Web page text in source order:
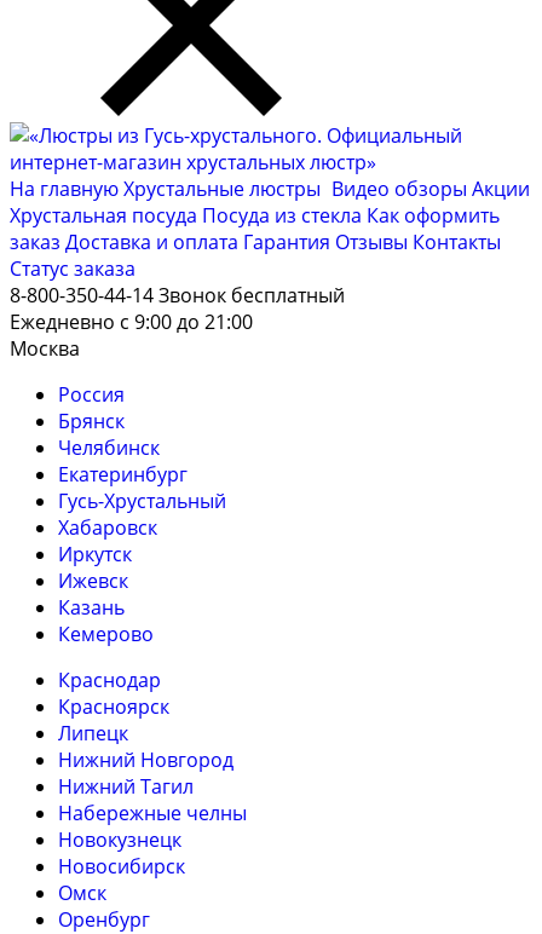
На главнуюХрустальные люстры Видео обзоры Акции
Хрустальная посуда Посуда из стекла Как оформить
заказ Доставка и оплата Гарантия Отзывы Контакты
Cтатус заказа
8-800-350-44-14Звонок бесплатный
Ежедневно с 9:00 до 21:00
Москва
Россия
Брянск
Челябинск
Екатеринбург
Гусь-Хрустальный
Хабаровск
Иркутск
Ижевск
Казань
Кемерово
Краснодар
Красноярск
Липецк
Нижний Новгород
Нижний Тагил
Набережные челны
Новокузнецк
Новосибирск
Омск
Оренбург